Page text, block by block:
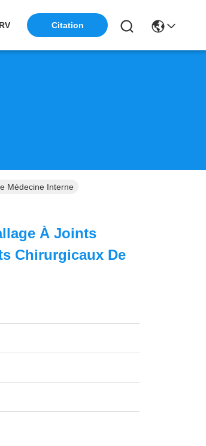
RV Citation
Médecine Interne
À Joints
Chirurgicaux De